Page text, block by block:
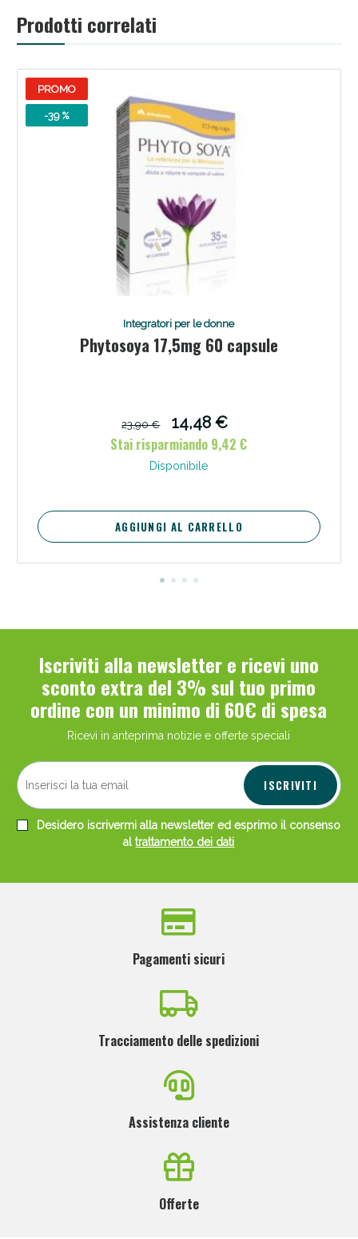
Prodotti correlati
PROMO
-39 %
Integratori per le donne
Phytosoya 17,5mg 60 capsule
23,90 €
14,48 €
Stai risparmiando 9,42 €
Disponibile
AGGIUNGI AL CARRELLO
Iscriviti alla newsletter e ricevi uno
sconto extra del 3% sul tuo primo
ordine con un minimo di 60€ di spesa
Ricevi in anteprima notizie e offerte speciali
ISCRIVITI
Desidero iscrivermi alla newsletter ed esprimo il consenso
altrattamento dei dati
Pagamenti sicuri
Tracciamento delle spedizioni
Assistenza cliente
Offerte
Benessere Intestinale: Sconto fino al 55% valido
oggi!